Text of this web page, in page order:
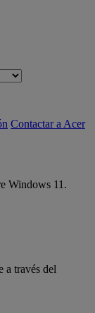
Contactar a Acer
Windows 11.
a través del